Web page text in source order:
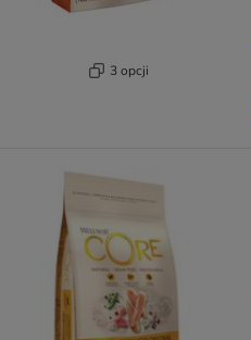
3 opcji